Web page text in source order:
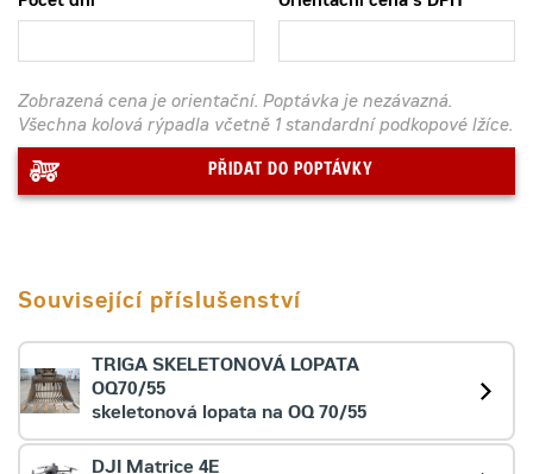
Zobrazená cena je orientační. Poptávka je nezávazná.
Všechna kolová rýpadla včetně 1 standardní podkopové lžíce.
PŘIDAT DO POPTÁVKY
Související příslušenství
TRIGA SKELETONOVÁ LOPATA
OQ70/55
skeletonová lopata na OQ 70/55
DJI Matrice 4E